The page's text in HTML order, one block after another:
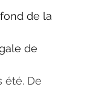
de la
de
été. De